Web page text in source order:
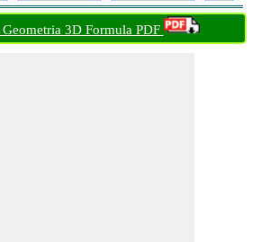
Geometria 3D Formula PDF